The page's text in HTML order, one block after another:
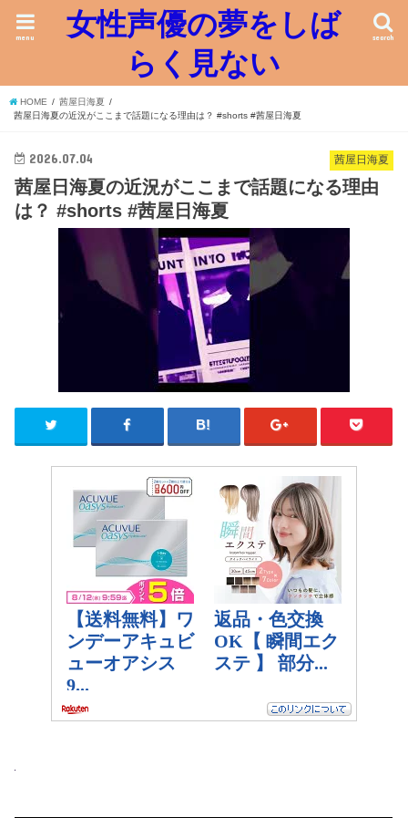
女性声優の夢をしば
らく見ない
search
menu
HOME
茜屋日海夏
茜屋日海夏の近況がここまで話題になる理由は？ #shorts #茜屋日海夏
茜屋日海夏
2026.07.04
茜屋日海夏の近況がここまで話題になる理由
は？ #shorts #茜屋日海夏